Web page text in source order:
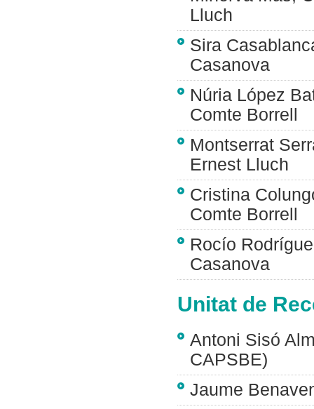
Lluch
Sira
Casanova
Núria López
Comte Borrell
Montserrat
Ernest Lluch
Cristina
Comte Borrell
Rocío
Casanova
Unitat de
Antoni Sisó
CAPSBE)
Jaume